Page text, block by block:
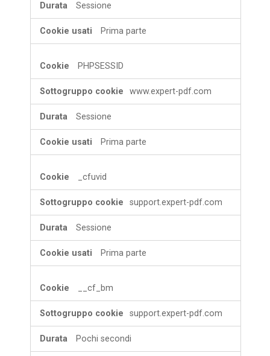
Sessione
Prima parte
PHPSESSID
www.expert-pdf.com
Sessione
Prima parte
_cfuvid
support.expert-pdf.com
Sessione
Prima parte
__cf_bm
support.expert-pdf.com
Pochi secondi